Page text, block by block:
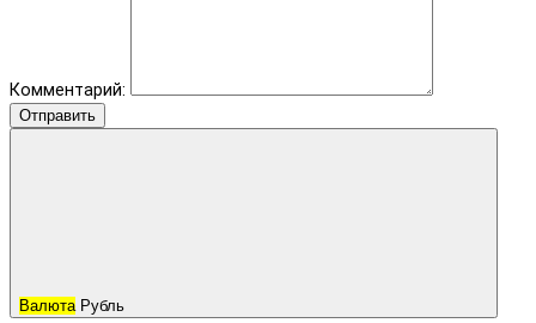
Комментарий:
Отправить
Валюта Рубль